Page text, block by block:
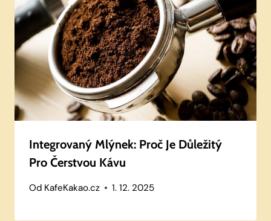
Integrovaný Mlýnek: Proč Je Důležitý
Pro Čerstvou Kávu
Od KafeKakao.cz 1. 12. 2025